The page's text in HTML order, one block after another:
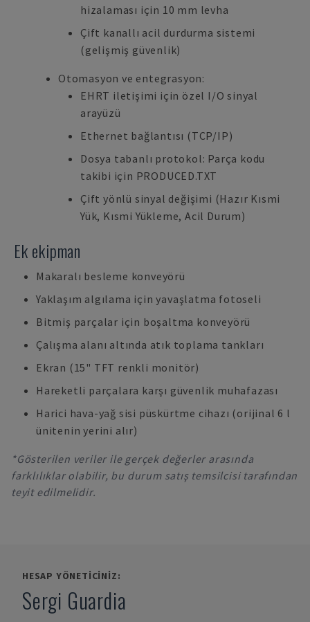
hizalaması için 10 mm levha
Çift kanallı acil durdurma sistemi
(gelişmiş güvenlik)
Otomasyon ve entegrasyon:
EHRT iletişimi için özel I/O sinyal
arayüzü
Ethernet bağlantısı (TCP/IP)
Dosya tabanlı protokol: Parça kodu
takibi için PRODUCED.TXT
Çift yönlü sinyal değişimi (Hazır Kısmi
Yük, Kısmi Yükleme, Acil Durum)
Ek ekipman
Makaralı besleme konveyörü
Yaklaşım algılama için yavaşlatma fotoseli
Bitmiş parçalar için boşaltma konveyörü
Çalışma alanı altında atık toplama tankları
Ekran (15" TFT renkli monitör)
Hareketli parçalara karşı güvenlik muhafazası
Harici hava-yağ sisi püskürtme cihazı (orijinal 6 l
ünitenin yerini alır)
*Gösterilen veriler ile gerçek değerler arasında
farklılıklar olabilir, bu durum satış temsilcisi tarafından
teyit edilmelidir.
HESAP YÖNETICINIZ:
Sergi Guardia